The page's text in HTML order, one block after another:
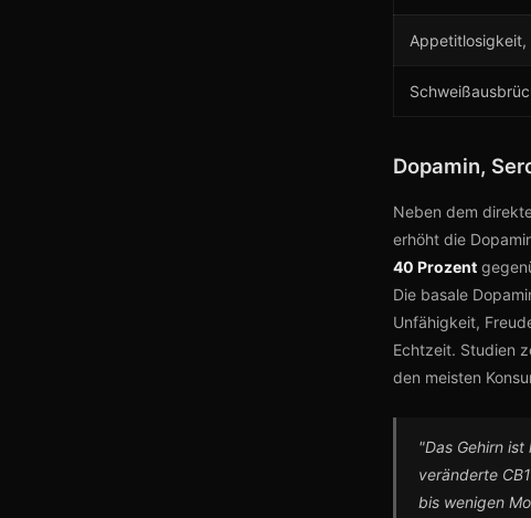
Appetitlosigkeit,
Dopamin,
Neben dem
erhöht die
40 Prozent
Die basale
Unfähigkeit,
Echtzeit. Studien
den meisten
"Das Gehirn
veränderte
bis wenigen